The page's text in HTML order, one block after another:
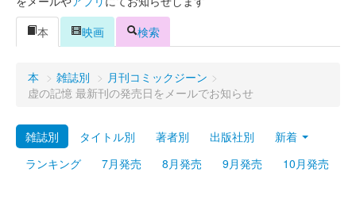
ログイン
購入管理
Myシェルフ
プレミアム
本
映画 検索
本 > 雑誌別 > 月刊コミックジーン >
虚の記憶 最新刊の発売日をメールでお知らせ
雑誌別 タイトル別 著者別 出版社別
新着
ランキング
7月発売 8月発売 9月発売 10月発売